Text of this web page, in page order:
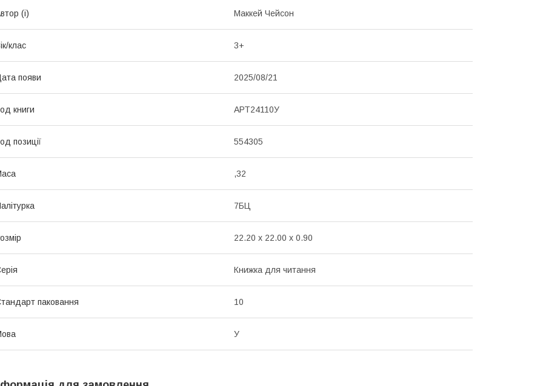
(і) Маккей Чейсон
клас 3+
появи 2025/08/21
книги АРТ24110У
позиції 554305
,32
7БЦ
22.20 x 22.00 x 0.90
Книжка для читання
паковання 10
У